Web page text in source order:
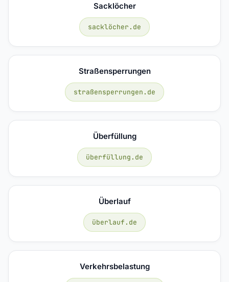
Sacklöcher
sacklöcher.de
Straßensperrungen
straßensperrungen.de
Überfüllung
überfüllung.de
Überlauf
überlauf.de
Verkehrsbelastung